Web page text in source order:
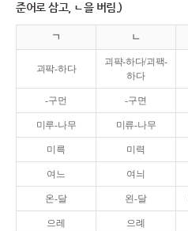
준어로 삼고, ㄴ을 버림.)
ㄱ ㄴ
괴팍-하다
괴퍅-하다/괴팩-
하다
-구먼 -구면
미루-나무 미류-나무
미륵 미력
여느 여늬
온-달 왼-달
으레 으례